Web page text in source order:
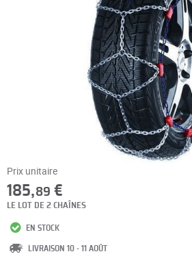
Prix unitaire
185,89 €
LE LOT DE 2 CHAÎNES
EN STOCK
LIVRAISON 10 - 11 AOÛT